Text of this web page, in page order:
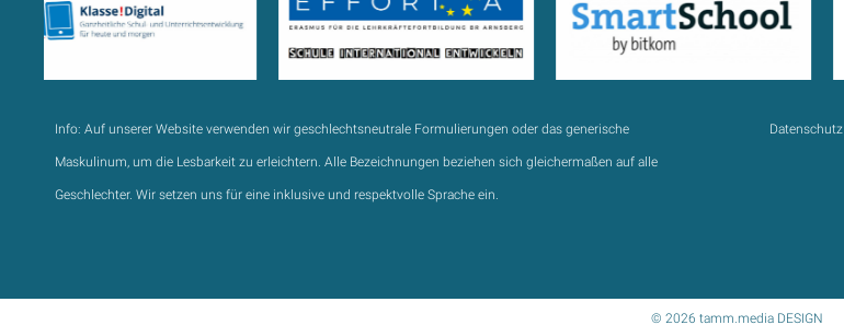
Info: Auf unserer Website verwenden wir geschlechtsneutrale Formulierungen oder das generische
Maskulinum, um die Lesbarkeit zu erleichtern. Alle Bezeichnungen beziehen sich gleichermaßen auf alle
Geschlechter. Wir setzen uns für eine inklusive und respektvolle Sprache ein.
Datenschutz
© 2026 tamm.media DESIGN